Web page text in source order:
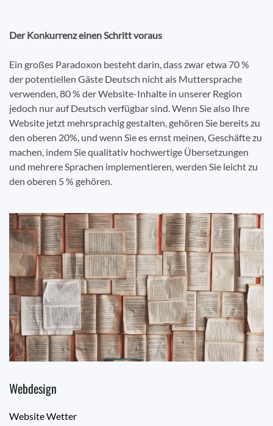
Der Konkurrenz einen Schritt voraus
Ein großes Paradoxon besteht darin, dass zwar etwa 70 %
der potentiellen Gäste Deutsch nicht als Muttersprache
verwenden, 80 % der Website-Inhalte in unserer Region
jedoch nur auf Deutsch verfügbar sind. Wenn Sie also Ihre
Website jetzt mehrsprachig gestalten, gehören Sie bereits zu
den oberen 20%, und wenn Sie es ernst meinen, Geschäfte zu
machen, indem Sie qualitativ hochwertige Übersetzungen
und mehrere Sprachen implementieren, werden Sie leicht zu
den oberen 5 % gehören.
Webdesign
Website Wetter